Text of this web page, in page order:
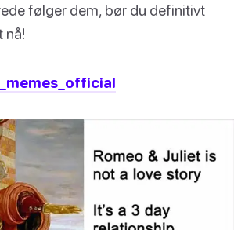
følger dem, bør du definitivt
nå!